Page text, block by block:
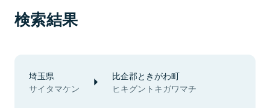
検索結果
埼玉県
サイタマケン
比企郡ときがわ町
ヒキグントキガワマチ